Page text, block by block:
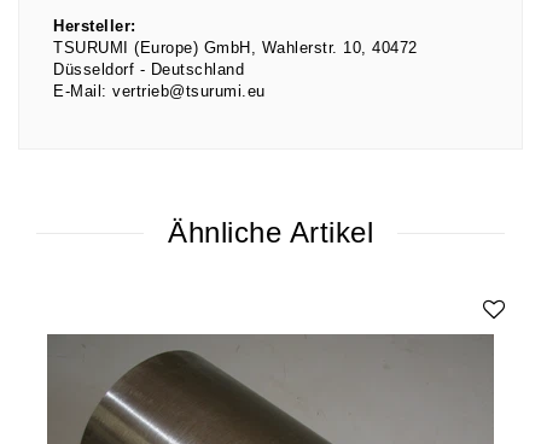
Hersteller:
TSURUMI (Europe) GmbH
Wahlerstr. 10
40472
Düsseldorf
Deutschland
E-Mail: vertrieb@tsurumi.eu
Ähnliche Artikel